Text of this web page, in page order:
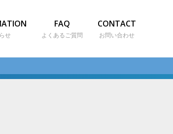
せ
FAQ
よくあるご質問
CONTACT
お問い合わせ